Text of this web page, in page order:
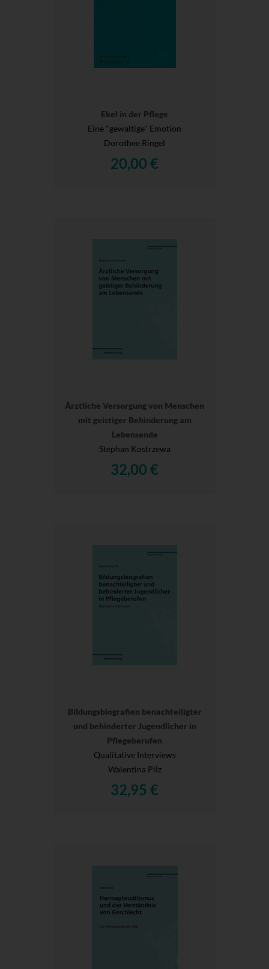
Ekel in der Pflege
Eine "gewaltige" Emotion
Dorothee Ringel
20,00 €
Ärztliche Versorgung von Menschen
mit geistiger Behinderung am
Lebensende
Stephan Kostrzewa
32,00 €
Bildungsbiografien benachteiligter
und behinderter Jugendlicher in
Pflegeberufen
Qualitative Interviews
Walentina Pilz
32,95 €